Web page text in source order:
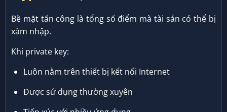
Bề mặt tấn công là tổng số điểm mà tài sản có thể bị
xâm nhập.
Khi private key:
Luôn nằm trên thiết bị kết nối Internet
Được sử dụng thường xuyên